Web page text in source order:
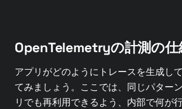
OpenTelemetryの計測の仕
アプリがどのようにトレースを生成し
てみましょう。ここでは、同じパター
リでも再利用できるよう、内部で何が